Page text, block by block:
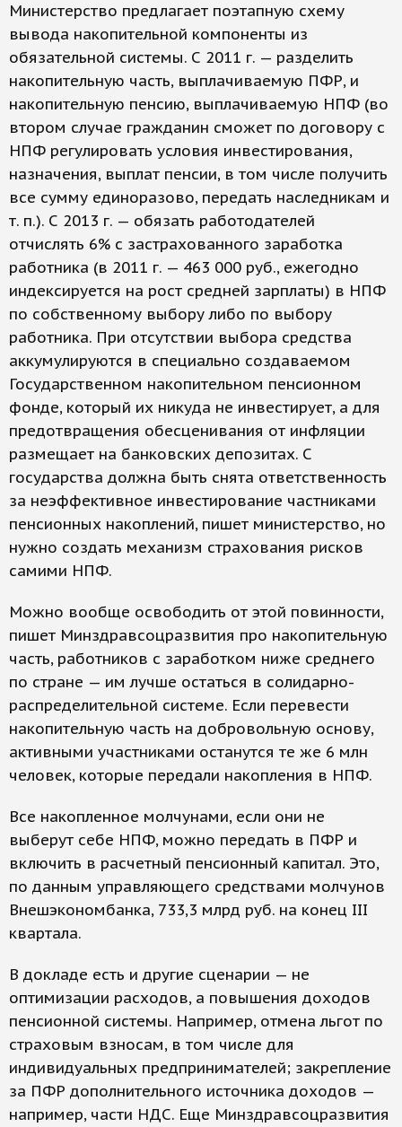
Министерство предлагает поэтапную схему
вывода накопительной компоненты из
обязательной системы. С 2011 г. — разделить
накопительную часть, выплачиваемую ПФР, и
накопительную пенсию, выплачиваемую НПФ (во
втором случае гражданин сможет по договору с
НПФ регулировать условия инвестирования,
назначения, выплат пенсии, в том числе получить
все сумму единоразово, передать наследникам и
т. п.). С 2013 г. — обязать работодателей
отчислять 6% с застрахованного заработка
работника (в 2011 г. — 463 000 руб., ежегодно
индексируется на рост средней зарплаты) в НПФ
по собственному выбору либо по выбору
работника. При отсутствии выбора средства
аккумулируются в специально создаваемом
Государственном накопительном пенсионном
фонде, который их никуда не инвестирует, а для
предотвращения обесценивания от инфляции
размещает на банковских депозитах. С
государства должна быть снята ответственность
за неэффективное инвестирование частниками
пенсионных накоплений, пишет министерство, но
нужно создать механизм страхования рисков
самими НПФ.
Можно вообще освободить от этой повинности,
пишет Минздравсоцразвития про накопительную
часть, работников с заработком ниже среднего
по стране — им лучше остаться в солидарно-
распределительной системе. Если перевести
накопительную часть на добровольную основу,
активными участниками останутся те же 6 млн
человек, которые передали накопления в НПФ.
Все накопленное молчунами, если они не
выберут себе НПФ, можно передать в ПФР и
включить в расчетный пенсионный капитал. Это,
по данным управляющего средствами молчунов
Внешэкономбанка, 733,3 млрд руб. на конец III
квартала.
В докладе есть и другие сценарии — не
оптимизации расходов, а повышения доходов
пенсионной системы. Например, отмена льгот по
страховым взносам, в том числе для
индивидуальных предпринимателей; закрепление
за ПФР дополнительного источника доходов —
например, части НДС. Еще Минздравсоцразвития